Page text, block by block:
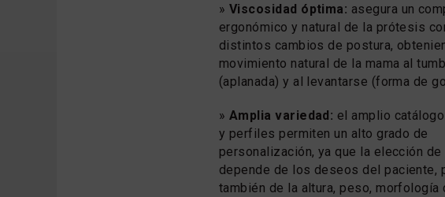
» Viscosidad óptima: asegura un
ergonómico y natural de la prótesis
distintos cambios de postura,
movimiento natural de la mama al
(aplanada) y al levantarse (forma de
» Amplia variedad: el amplio
y perfiles permiten un alto grado de
personalización, ya que la elección
depende de los deseos del paciente,
también de la altura, peso, morfología